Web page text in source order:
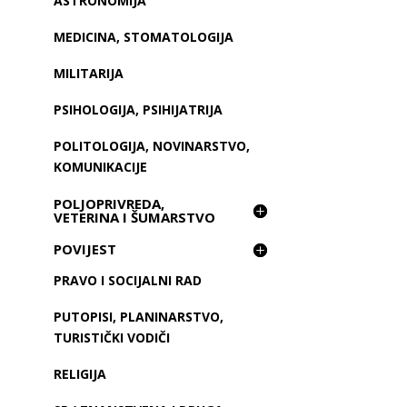
MEDICINA, STOMATOLOGIJA
MILITARIJA
PSIHOLOGIJA, PSIHIJATRIJA
POLITOLOGIJA, NOVINARSTVO,
KOMUNIKACIJE
POLJOPRIVREDA,
VETERINA I ŠUMARSTVO
POVIJEST
PRAVO I SOCIJALNI RAD
PUTOPISI, PLANINARSTVO,
TURISTIČKI VODIČI
RELIGIJA